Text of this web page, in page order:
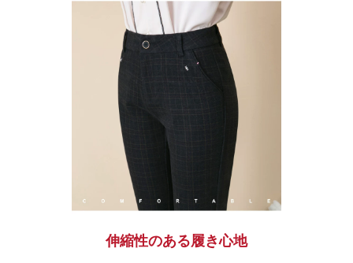
伸縮性のある履き心地